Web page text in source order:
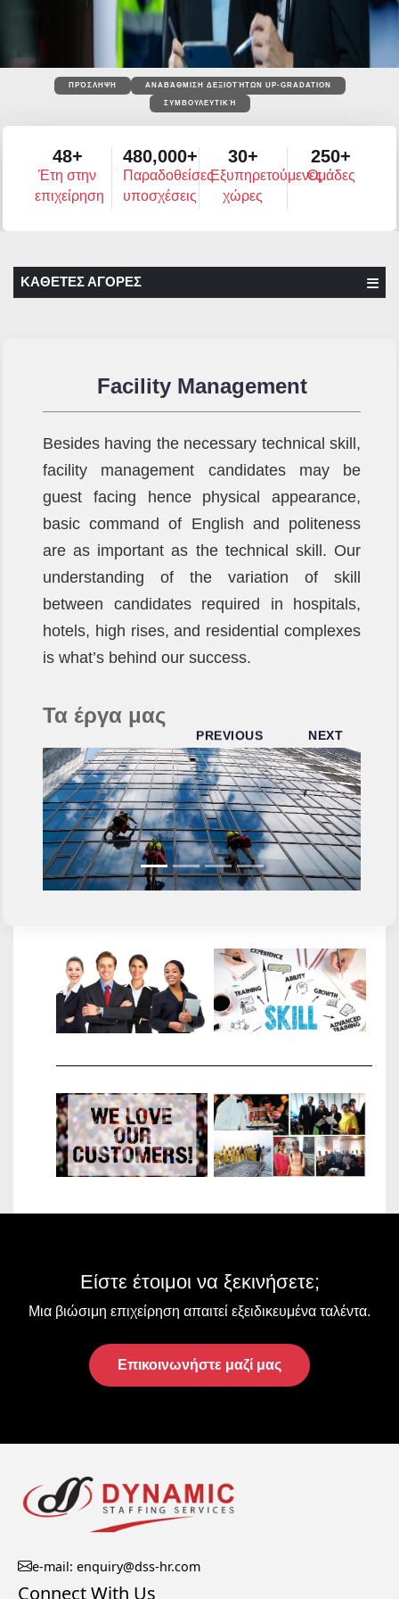
ΠΡΌΣΛΗΨΗ ΑΝΑΒΆΘΜΙΣΗ ΔΕΞΙΟΤΉΤΩΝ UP-GRADATION
ΣΥΜΒΟΥΛΕΥΤΙΚΉ
48+
Έτη στην
επιχείρηση
480,000+
Παραδοθείσες
υποσχέσεις
30+
Εξυπηρετούμενες
χώρες
250+
Ομάδες
ΚΑΘΕΤΕΣ ΑΓΟΡΕΣ
Facility Management
Besides having the necessary technical skill,
facility management candidates may be
guest facing hence physical appearance,
basic command of English and politeness
are as important as the technical skill. Our
understanding of the variation of skill
between candidates required in hospitals,
hotels, high rises, and residential complexes
is what’s behind our success.
Τα έργα μας
PREVIOUS NEXT
TRADES
VIEW
Είστε έτοιμοι να ξεκινήσετε;
Μια βιώσιμη επιχείρηση απαιτεί εξειδικευμένα ταλέντα.
Επικοινωνήστε μαζί μας
e-mail: enquiry@dss-hr.com
Connect With Us